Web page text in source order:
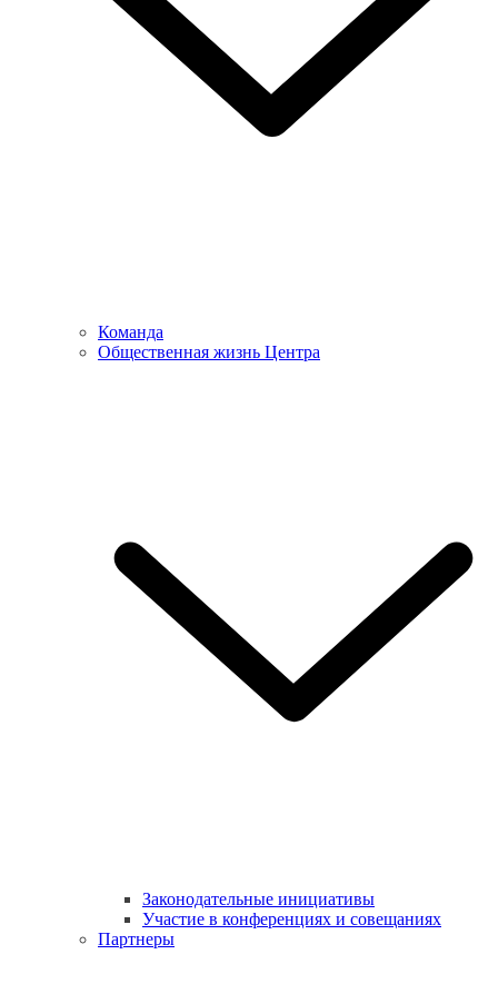
Команда
Общественная жизнь Центра
Законодательные инициативы
Участие в конференциях и совещаниях
Партнеры